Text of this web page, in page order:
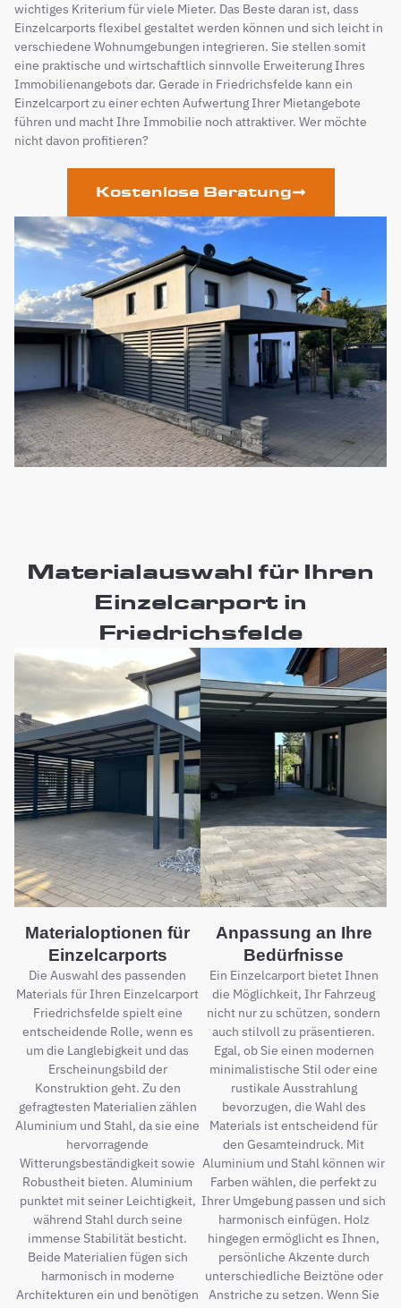
wichtiges Kriterium für viele Mieter. Das Beste daran ist, dass
Einzelcarports flexibel gestaltet werden können und sich leicht in
verschiedene Wohnumgebungen integrieren. Sie stellen somit
eine praktische und wirtschaftlich sinnvolle Erweiterung Ihres
Immobilienangebots dar. Gerade in Friedrichsfelde kann ein
Einzelcarport zu einer echten Aufwertung Ihrer Mietangebote
führen und macht Ihre Immobilie noch attraktiver. Wer möchte
nicht davon profitieren?
Kostenlose Beratung
Materialauswahl für Ihren
Einzelcarport in
Friedrichsfelde
Materialoptionen für
Einzelcarports
Die Auswahl des passenden
Materials für Ihren Einzelcarport
Friedrichsfelde spielt eine
entscheidende Rolle, wenn es
um die Langlebigkeit und das
Erscheinungsbild der
Konstruktion geht. Zu den
gefragtesten Materialien zählen
Aluminium und Stahl, da sie eine
hervorragende
Witterungsbeständigkeit sowie
Robustheit bieten. Aluminium
punktet mit seiner Leichtigkeit,
während Stahl durch seine
immense Stabilität besticht.
Beide Materialien fügen sich
harmonisch in moderne
Architekturen ein und benötigen
Anpassung an Ihre
Bedürfnisse
Ein Einzelcarport bietet Ihnen
die Möglichkeit, Ihr Fahrzeug
nicht nur zu schützen, sondern
auch stilvoll zu präsentieren.
Egal, ob Sie einen modernen
minimalistische Stil oder eine
rustikale Ausstrahlung
bevorzugen, die Wahl des
Materials ist entscheidend für
den Gesamteindruck. Mit
Aluminium und Stahl können wir
Farben wählen, die perfekt zu
Ihrer Umgebung passen und sich
harmonisch einfügen. Holz
hingegen ermöglicht es Ihnen,
persönliche Akzente durch
unterschiedliche Beiztöne oder
Anstriche zu setzen. Wenn Sie